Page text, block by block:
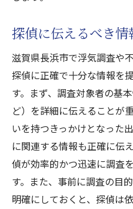
探偵に伝えるべき
滋賀県長浜市で浮気調査や
探偵に正確で十分な情報を
す。まず、調査対象者の基
ど）を詳細に伝えることが
いを持つきっかけとなった
に関連する情報も正確に伝
偵が効率的かつ迅速に調査
す。また、事前に調査の目
明確にしておくと、探偵は